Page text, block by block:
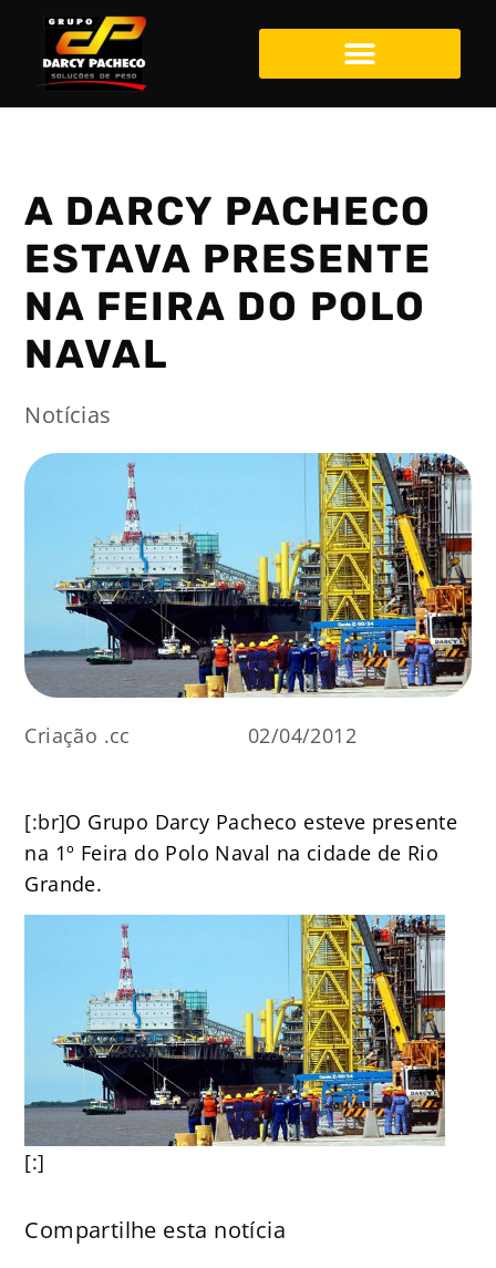
A DARCY PACHECO
ESTAVA PRESENTE
NA FEIRA DO POLO
NAVAL
Notícias
Criação .cc 02/04/2012
[:br]O Grupo Darcy Pacheco esteve presente
na 1º Feira do Polo Naval na cidade de Rio
Grande.
[:]
Compartilhe esta notícia